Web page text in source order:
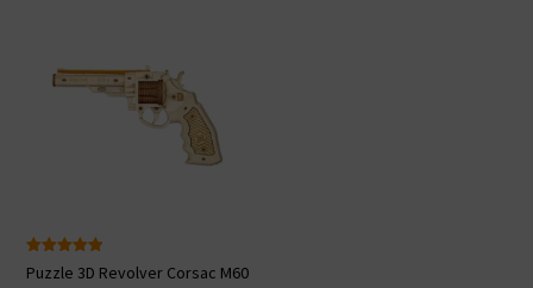
Note
5.00
Puzzle 3D Revolver Corsac M60